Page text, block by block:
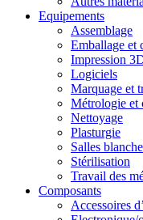
Equipements
Assemblage
Emballage et
Impression
Logiciels
Marquage et
Métrologie et
Nettoyage
Plasturgie
Salles
Stérilisation
Travail des
Composants
Accessoires